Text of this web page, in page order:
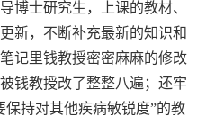
博士研究生，上课的教材、
新，不断补充最新的知识和
记里钱教授密密麻麻的修改
钱教授改了整整八遍；还牢
保持对其他疾病敏锐度”的教